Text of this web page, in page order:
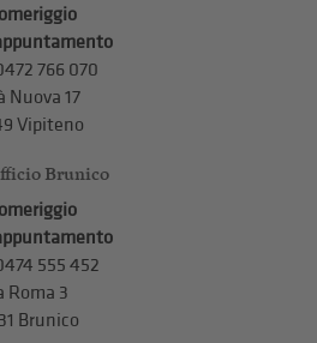
766 070
Nuova 17
Vipiteno
Brunico
555 452
Roma 3
Brunico